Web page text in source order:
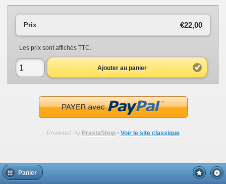
€22,00
Prix
Les prix sont affichés TTC.
Ajouter au panier
Powered By PrestaShop• Voir le site classique
Panier